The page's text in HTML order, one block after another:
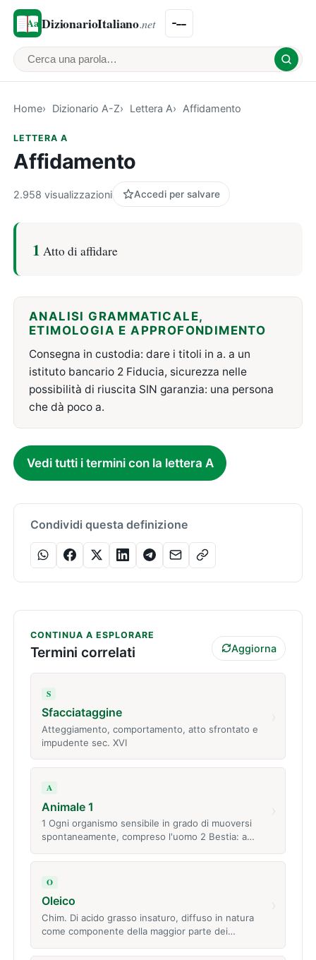
DizionarioItaliano.net
Cerca una parola
Home Dizionario A-Z Lettera A Affidamento
LETTERA A
Affidamento
2.958 visualizzazioni Accedi per salvare
1 Atto di affidare
ANALISI GRAMMATICALE,
ETIMOLOGIA E APPROFONDIMENTO
Consegna in custodia: dare i titoli in a. a un
istituto bancario 2 Fiducia, sicurezza nelle
possibilità di riuscita SIN garanzia: una persona
che dà poco a.
Vedi tutti i termini con la lettera A
Condividi questa definizione
CONTINUA A ESPLORARE
Termini correlati Aggiorna
S
Sfacciataggine
Atteggiamento, comportamento, atto sfrontato e
impudente sec. XVI
A
Animale 1
1 Ogni organismo sensibile in grado di muoversi
spontaneamente, compreso l'uomo 2 Bestia: a…
O
Oleico
Chim. Di acido grasso insaturo, diffuso in natura
come componente della maggior parte dei…